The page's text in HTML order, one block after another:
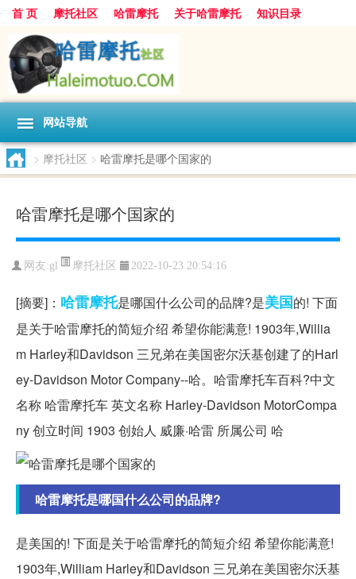
首 页 摩托社区 哈雷摩托 关于哈雷摩托 知识目录
网站导航
> 摩托社区 > 哈雷摩托是哪个国家的
哈雷摩托是哪个国家的
网友:gl 摩托社区 2022-10-23 20:54:16
[摘要]： 哈雷摩托是哪国什么公司的品牌?是美国的! 下面
是关于哈雷摩托的简短介绍 希望你能满意! 1903年,Willia
m Harley和Davidson 三兄弟在美国密尔沃基创建了的Harl
ey-Davidson Motor Company--哈。哈雷摩托车百科?中文
名称 哈雷摩托车 英文名称 Harley-Davidson MotorCompa
ny 创立时间 1903 创始人 威廉·哈雷 所属公司 哈
哈雷摩托是哪国什么公司的品牌?
是美国的! 下面是关于哈雷摩托的简短介绍 希望你能满意!
1903年,William Harley和Davidson 三兄弟在美国密尔沃基